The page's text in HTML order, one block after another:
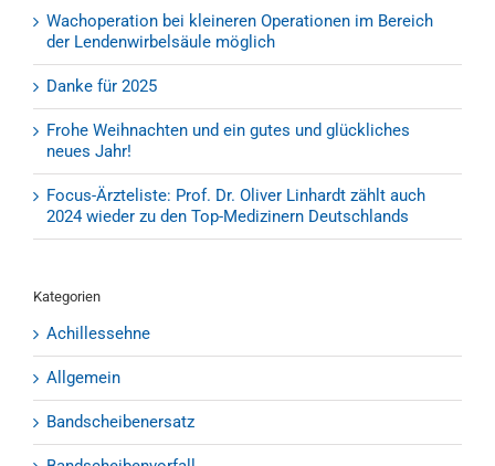
Wachoperation bei kleineren Operationen im Bereich
der Lendenwirbelsäule möglich
Danke für 2025
Frohe Weihnachten und ein gutes und glückliches
neues Jahr!
Focus-Ärzteliste: Prof. Dr. Oliver Linhardt zählt auch
2024 wieder zu den Top-Medizinern Deutschlands
Kategorien
Achillessehne
Allgemein
Bandscheibenersatz